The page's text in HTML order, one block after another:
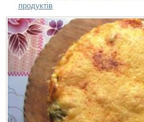
продуктів